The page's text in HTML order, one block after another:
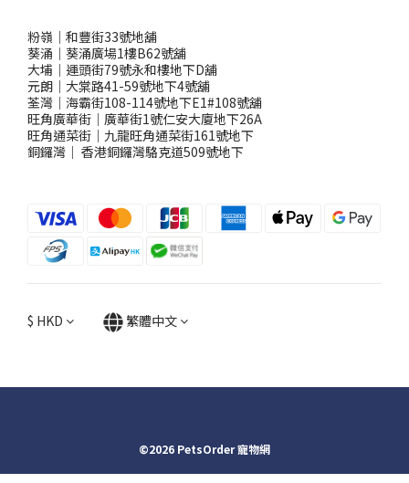
粉嶺｜和豐街33號地舖
葵涌｜葵涌廣場1樓B62號舖
大埔｜運頭街79號永和樓地下D舖
元朗｜大棠路41-59號地下4號舖
荃灣｜海霸街108-114號地下E1#108號舖
旺角廣華街｜廣華街1號仁安大廈地下26A
旺角通菜街｜九龍旺角通菜街161號地下
銅鑼灣 ｜ 香港銅鑼灣駱克道509號地下
$ HKD 繁體中文
©2026 PetsOrder 寵物網